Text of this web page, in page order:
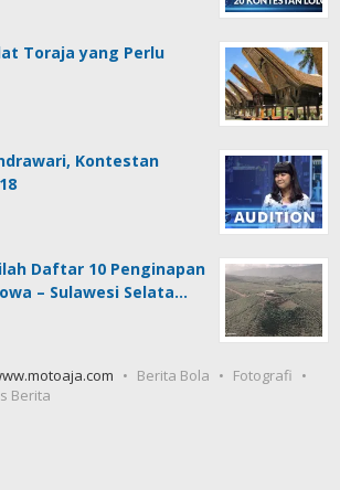
Toraja yang Perlu
Kontestan
Daftar 10 Penginapan
– Sulawesi Selata…
Berita Bola
Fotografi
Berita